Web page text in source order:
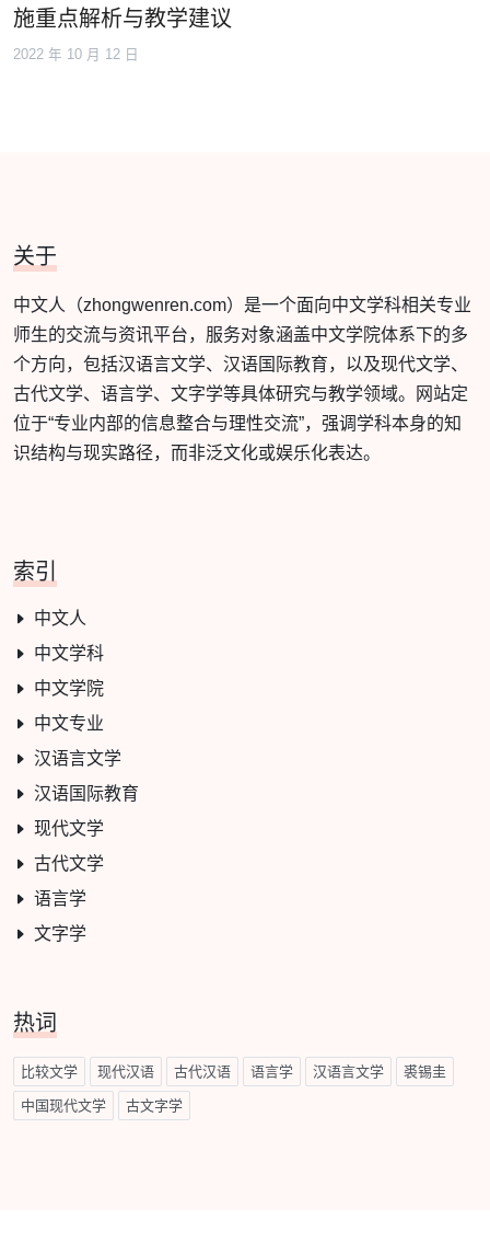
施重点解析与教学建议
2022 年 10 月 12 日
关于
中文人（zhongwenren.com）是一个面向中文学科相关专业
师生的交流与资讯平台，服务对象涵盖中文学院体系下的多
个方向，包括汉语言文学、汉语国际教育，以及现代文学、
古代文学、语言学、文字学等具体研究与教学领域。网站定
位于“专业内部的信息整合与理性交流”，强调学科本身的知
识结构与现实路径，而非泛文化或娱乐化表达。
索引
中文人
中文学科
中文学院
中文专业
汉语言文学
汉语国际教育
现代文学
古代文学
语言学
文字学
热词
比较文学 现代汉语 古代汉语 语言学 汉语言文学 裘锡圭
中国现代文学 古文字学